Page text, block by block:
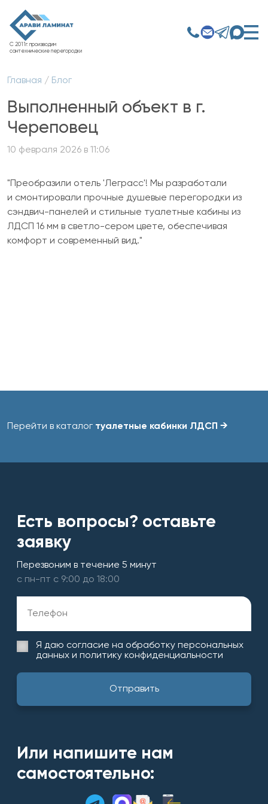
С 2011г. производим
сантехнические перегородки
Главная / Блог
Выполненный объект в г.
Череповец
10 февраля 2026 в 11:06
"Преобразили отель 'Леграсс'! Мы разработали
и смонтировали прочные душевые перегородки из
сэндвич-панелей и стильные туалетные кабины из
ЛДСП 16 мм в светло-сером цвете, обеспечивая
комфорт и современный вид."
Перейти в каталог туалетные кабинки ЛДСП →
Есть вопросы? оставьте
заявку
Перезвоним в течение 5 минут
с пн-пт с 9:00 до 18:00
Я даю согласие на обработку персональных
данных и политику конфиденциальности
Или напишите нам
самостоятельно: